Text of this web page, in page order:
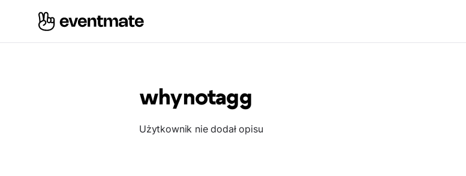
whynotagg
Użytkownik nie dodał opisu